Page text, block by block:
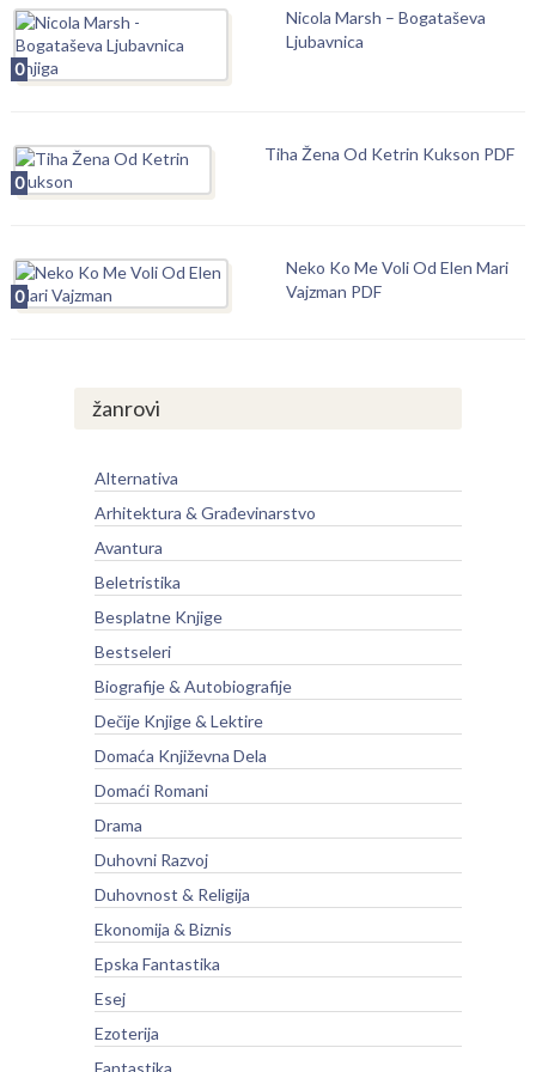
0
Nicola Marsh – Bogataševa
Ljubavnica
0
Tiha Žena Od Ketrin Kukson PDF
0
Neko Ko Me Voli Od Elen Mari
Vajzman PDF
žanrovi
Alternativa
Arhitektura & Građevinarstvo
Avantura
Beletristika
Besplatne Knjige
Bestseleri
Biografije & Autobiografije
Dečije Knjige & Lektire
Domaća Književna Dela
Domaći Romani
Drama
Duhovni Razvoj
Duhovnost & Religija
Ekonomija & Biznis
Epska Fantastika
Esej
Ezoterija
Fantastika